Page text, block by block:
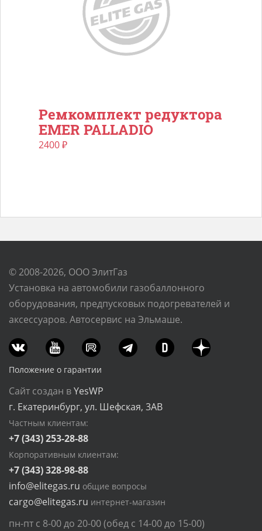
Ремкомплект редуктора
EMER PALLADIO
2400₽
© 2008-2026, ООО ЭлитГаз
Установка на автомобили газобаллонного
оборудования, предпусковых подогревателей и
аксессуаров. Автосервис на Эльмаше.
Положение о гарантии
Сайт создан вYesWP
г. Екатеринбург, ул. Шефская, 3АВ
Частным клиентам:
+7 (343) 253-28-88
Корпоративным клиентам:
+7 (343) 328-98-88
info@elitegas.ru общие вопросы
cargo@elitegas.ru интернет-магазин
пн-пт с 8-00 до 20-00 (обед с 14-00 до 15-00)